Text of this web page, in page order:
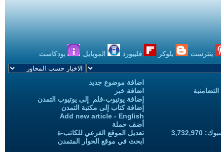
بنترست بلوكر فليبورد الموبايل بودكاست
اضافة موضوع جديد
اضافة خبر
إضافة يوتيوب-فلم إلى يوتيوب التمدن
إضافة كتاب إلى مكتبة التمدن
Add new article - English
أضف حملة
تعديل الموقع الفرعي للكاتب-ة
ابحث في موقع الحوار المتمدن